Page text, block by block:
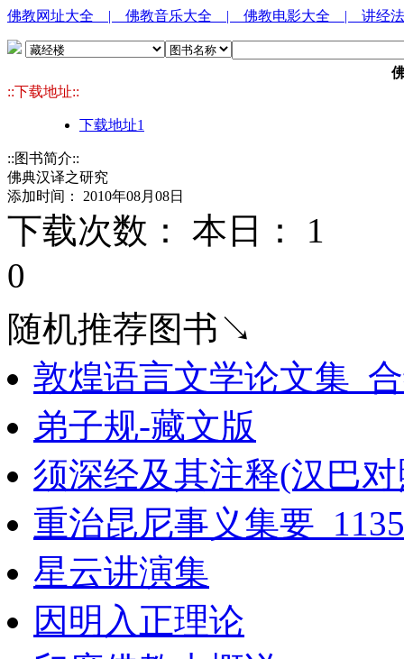
佛教网址大全 | 佛教音乐大全 | 佛教电影大全 | 讲经
::下载地址::
下载地址1
::图书简介::
佛典汉译之研究
添加时间： 2010年08月08日
下载次数： 本日： 1
0
随机推荐图书↘
敦煌语言文学论文集_
弟子规-藏文版
须深经及其注释(汉巴
重治昆尼事义集要
星云讲演集
因明入正理论